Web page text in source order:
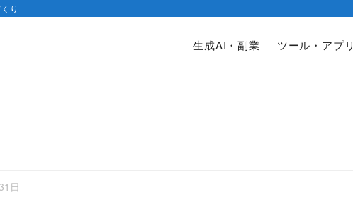
り
生成AI・副業 ツール・アプリ
日